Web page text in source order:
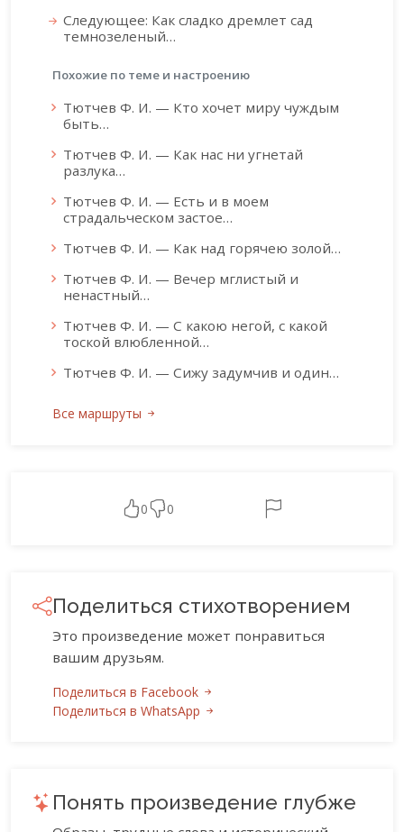
Следующее: Как сладко дремлет сад
темнозеленый…
Похожие по теме и настроению
Тютчев Ф. И. — Кто хочет миру чуждым
быть…
Тютчев Ф. И. — Как нас ни угнетай
разлука…
Тютчев Ф. И. — Есть и в моем
страдальческом застое…
Тютчев Ф. И. — Как над горячею золой…
Тютчев Ф. И. — Вечер мглистый и
ненастный…
Тютчев Ф. И. — С какою негой, с какой
тоской влюбленной…
Тютчев Ф. И. — Сижу задумчив и один…
Все маршруты
0 0
Поделиться стихотворением
Это произведение может понравиться
вашим друзьям.
Поделиться в Facebook
Поделиться в WhatsApp
Понять произведение глубже